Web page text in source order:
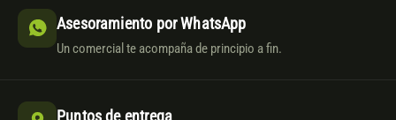
Asesoramiento por WhatsApp
Un comercial te acompaña de principio a fin.
Puntos de entrega